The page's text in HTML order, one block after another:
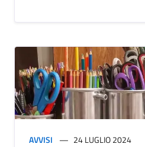
AVVISI 24 LUGLIO 2024